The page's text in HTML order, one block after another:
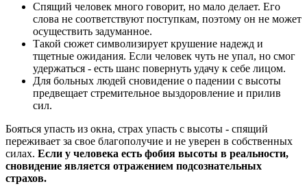
Спящий человек много говорит, но мало делает. Его
слова не соответствуют поступкам, поэтому он не может
осуществить задуманное.
Такой сюжет символизирует крушение надежд и
тщетные ожидания. Если человек чуть не упал, но смог
удержаться - есть шанс повернуть удачу к себе лицом.
Для больных людей сновидение о падении с высоты
предвещает стремительное выздоровление и прилив
сил.
Бояться упасть из окна, страх упасть с высоты - спящий
переживает за свое благополучие и не уверен в собственных
силах. Если у человека есть фобия высоты в реальности,
сновидение является отражением подсознательных
страхов.